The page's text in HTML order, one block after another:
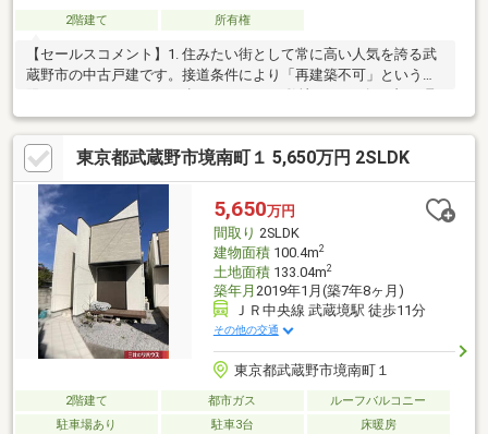
2階建て 所有権
【セールスコメント】1. 住みたい街として常に高い人気を誇る武
蔵野市の中古戸建です。接道条件により「再建築不可」という制
限はありますが 、115m2超のゆとりある敷地をリーズナブルに取
得できる点が最大のメリットです。2. 充実の周辺環境と利便性
「武蔵境」駅周辺にはイトーヨーカドーやEmio、クイーンズ伊勢
丹などの商業施設が集結しており、買い物に非常に便利です 。物
件から徒歩7分圏内にはスーパー「いなげや」やコンビニもあり、
日々の生活動線も優れています。
東京都武蔵野市境南町１ 5,650万円 2SLDK
5,650万円
間取り 2SLDK
建物面積100.4m2
土地面積133.04m2
築年月 2019年1月(築7年8ヶ月)
ＪＲ中央線 武蔵境駅 徒歩11分
その他の交通
東京都武蔵野市境南町１
2階建て 都市ガス
ルーフバルコニー
駐車場あり
駐車3台 床暖房